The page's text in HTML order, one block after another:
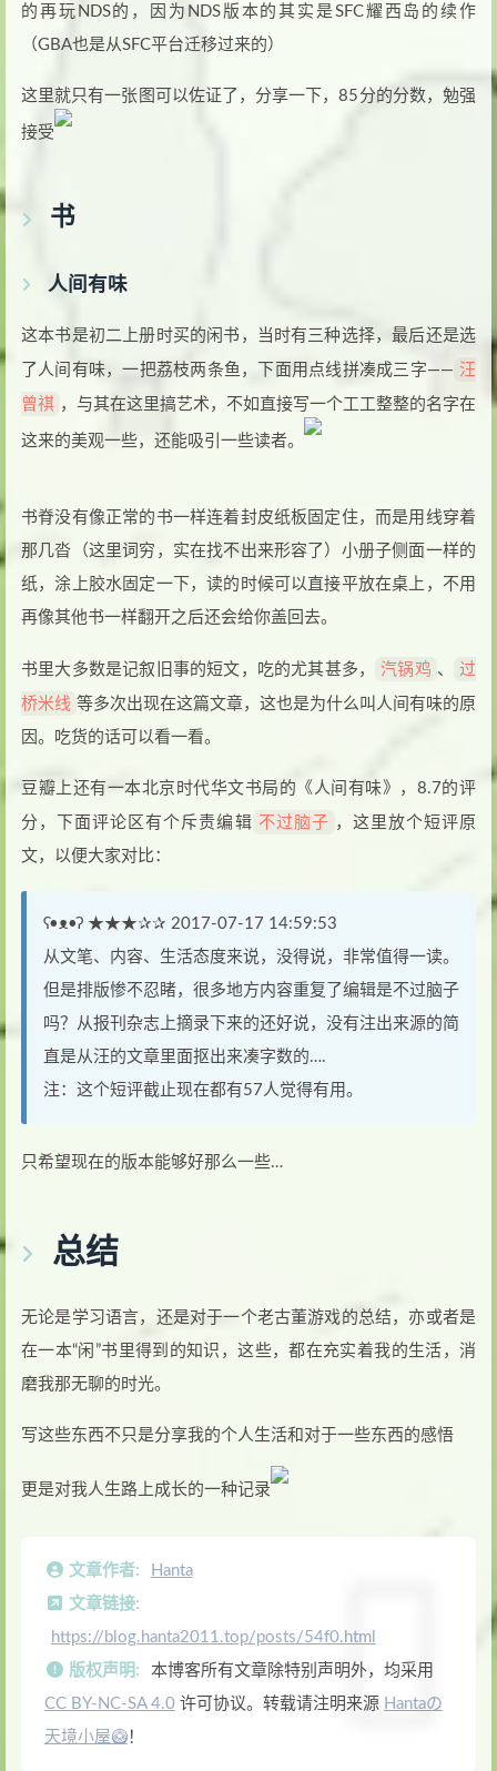
的再玩NDS的，因为NDS版本的其实是SFC耀西岛的续作
（GBA也是从SFC平台迁移过来的）
这里就只有一张图可以佐证了，分享一下，85分的分数，勉强
接受
书
人间有味
这本书是初二上册时买的闲书，当时有三种选择，最后还是选
了人间有味，一把荔枝两条鱼，下面用点线拼凑成三字—— 汪
曾祺 ，与其在这里搞艺术，不如直接写一个工工整整的名字在
这来的美观一些，还能吸引一些读者。
书脊没有像正常的书一样连着封皮纸板固定住，而是用线穿着
那几沓（这里词穷，实在找不出来形容了）小册子侧面一样的
纸，涂上胶水固定一下，读的时候可以直接平放在桌上，不用
再像其他书一样翻开之后还会给你盖回去。
书里大多数是记叙旧事的短文，吃的尤其甚多， 汽锅鸡 、
过
桥米线 等多次出现在这篇文章，这也是为什么叫人间有味的原
因。吃货的话可以看一看。
豆瓣上还有一本北京时代华文书局的《人间有味》，8.7的评
分，下面评论区有个斥责编辑 不过脑子 ，这里放个短评原
文，以便大家对比：
ʕ•ᴥ•ʔ ★★★✰✰ 2017-07-17 14:59:53
从文笔、内容、生活态度来说，没得说，非常值得一读。
但是排版惨不忍睹，很多地方内容重复了编辑是不过脑子
吗？从报刊杂志上摘录下来的还好说，没有注出来源的简
直是从汪的文章里面抠出来凑字数的….
注：这个短评截止现在都有57人觉得有用。
只希望现在的版本能够好那么一些…
总结
无论是学习语言，还是对于一个老古董游戏的总结，亦或者是
在一本“闲”书里得到的知识，这些，都在充实着我的生活，消
磨我那无聊的时光。
写这些东西不只是分享我的个人生活和对于一些东西的感悟
更是对我人生路上成长的一种记录
文章作者:
Hanta
文章链接:
https://blog.hanta2011.top/posts/54f0.html
版权声明:
本博客所有文章除特别声明外，均采用
CC BY-NC-SA 4.0许可协议。转载请注明来源 Hantaの
天境小屋🥝！